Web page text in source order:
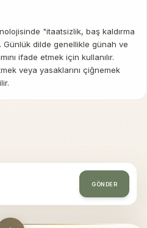
"itaatsizlik, baş kaldırma
Günlük dilde genellikle günah ve
ifade etmek için kullanılır.
veya yasaklarını çiğnemek
GÖNDER